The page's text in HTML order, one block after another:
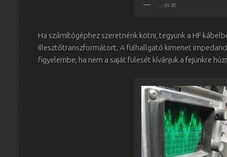
…és itt.
Ha számítógéphez szeretnénk kötni, tegyünk a HF
illesztőtranszformátort. A fülhallgató kimenet
figyelembe, ha nem a saját fülesét kívánjuk a fejünkre